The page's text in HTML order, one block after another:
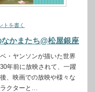
トを書く
なかまたち@松屋銀座
・ヤンソンが描いた世界
年前に放映されて、一躍
、映画での放映や様々な
ラクターと…